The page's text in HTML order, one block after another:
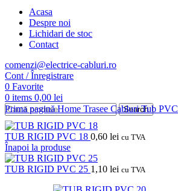
Acasa
Despre noi
Lichidari de stoc
Contact
comenzi@electrice-cabluri.ro
Cont / Înregistrare
0 Favorite
0 items 0,00 lei
Search
Prima paginăHome Trasee CabluriTub PVC
TUB RIGID PVC 18 0,60 lei cu TVA
Înapoi la produse
TUB RIGID PVC 25 1,10 lei cu TVA